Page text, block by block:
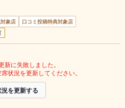
象店
口コミ投稿特典対象店
新に失敗しました。
状況を更新してください。
を更新する